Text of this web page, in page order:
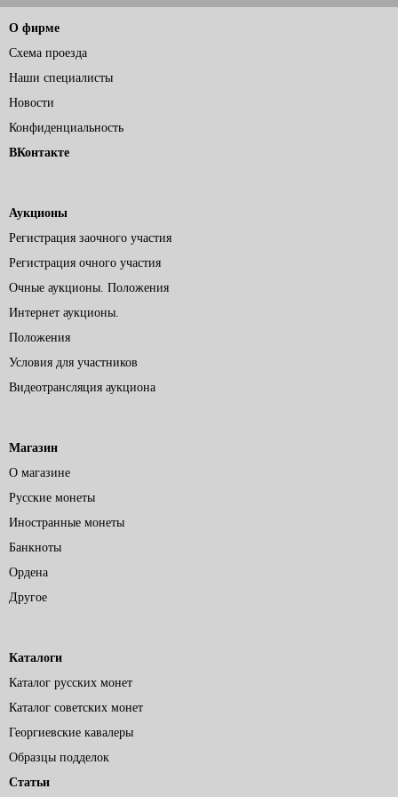
О фирме
Схема проезда
Наши специалисты
Новости
Конфиденциальность
ВКонтакте
Аукционы
Регистрация заочного участия
Регистрация очного участия
Очные аукционы. Положения
Интернет аукционы.
Положения
Условия для участников
Видеотрансляция аукциона
Магазин
О магазине
Русские монеты
Иностранные монеты
Банкноты
Ордена
Другое
Каталоги
Каталог русских монет
Каталог советских монет
Георгиевские кавалеры
Образцы подделок
Статьи